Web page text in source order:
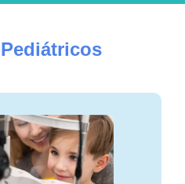
Pediátricos